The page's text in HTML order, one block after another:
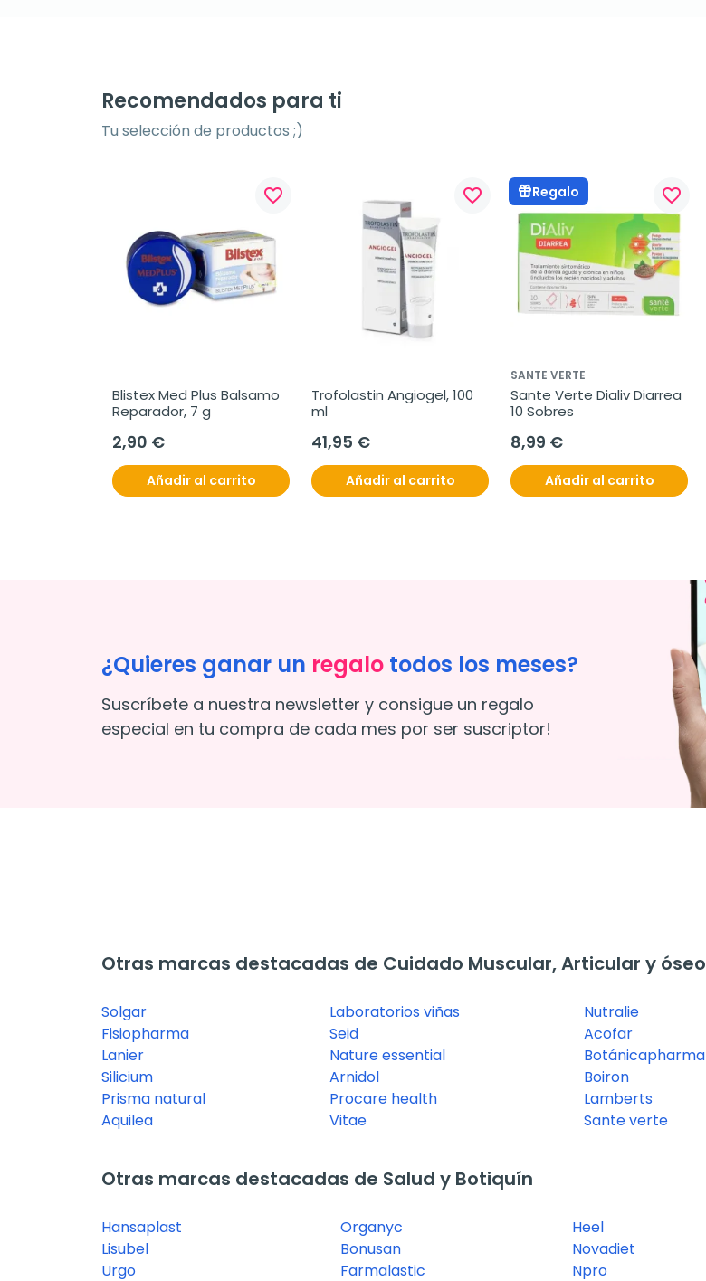
Recomendados para ti
Tu selección de productos ;)
favorite_border
Blistex Med Plus Balsamo
Reparador, 7 g
2,90 €
Añadir al carrito
favorite_border
Trofolastin Angiogel, 100
ml
41,95 €
Añadir al carrito
Regalo favorite_border
SANTE VERTE
Sante Verte Dialiv Diarrea
10 Sobres
8,99 €
Añadir al carrito
¿Quieres ganar un regalo todos los meses?
Suscríbete a nuestra newsletter y consigue un regalo
especial en tu compra de cada mes por ser suscriptor!
Otras marcas destacadas de Cuidado Muscular, Articular y óseo
Solgar
Fisiopharma
Lanier
Silicium
Prisma natural
Aquilea
Laboratorios viñas
Seid
Nature essential
Arnidol
Procare health
Vitae
Nutralie
Acofar
Botánicapharma
Boiron
Lamberts
Sante verte
Otras marcas destacadas de Salud y Botiquín
Hansaplast
Lisubel
Urgo
Organyc
Bonusan
Farmalastic
Heel
Novadiet
Npro